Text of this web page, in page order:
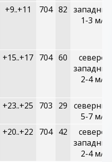
+9..+11 704 82
1-3 м/с
+15..+17 704 60
северо-
2-4 м/с
+23..+25 703 29
5-7 м/с
+20..+22 704 42
северо-
2-4 м/с